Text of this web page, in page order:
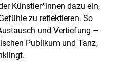
Künstler*innen dazu ein,
zu reflektieren. So
und Vertiefung –
Publikum und Tanz,